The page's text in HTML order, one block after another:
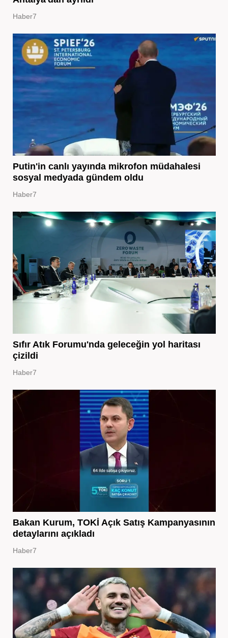
Haber7
Putin'in canlı yayında mikrofon müdahalesi
sosyal medyada gündem oldu
Haber7
Sıfır Atık Forumu'nda geleceğin yol haritası
çizildi
Haber7
Bakan Kurum, TOKİ Açık Satış Kampanyasının
detaylarını açıkladı
Haber7